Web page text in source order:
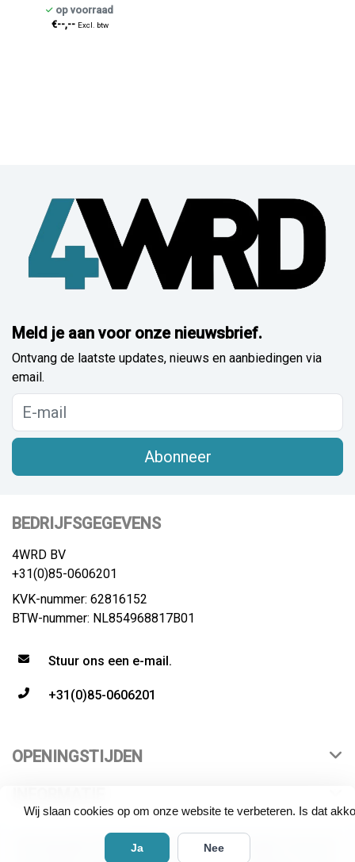
Wij slaan cookies op om onze website te verbeteren. Is dat
Ja Nee
op voorraad
€--,-- Excl. btw
Meld je aan voor onze nieuwsbrief.
Ontvang de laatste updates, nieuws en aanbiedingen via
email.
Abonneer
BEDRIJFSGEGEVENS
4WRD BV
+31(0)85-0606201
KVK-nummer: 62816152
BTW-nummer: NL854968817B01
Stuur ons een e-mail.
+31(0)85-0606201
OPENINGSTIJDEN
© Copyright 2026 4WRD | distributeur All rights reserved.